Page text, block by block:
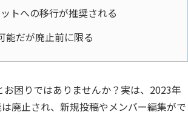
トへの移行が推奨される
能だが廃止前に限る
困りではありませんか？実は、2023年
廃止され、新規投稿やメンバー編集がで